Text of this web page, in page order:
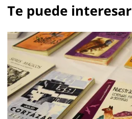
Te puede interesar